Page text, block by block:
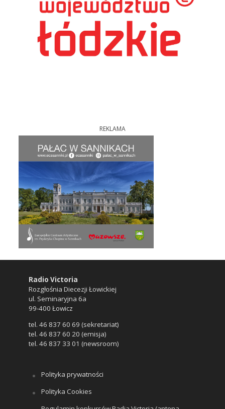
REKLAMA
Radio Victoria
Rozgłośnia Diecezji Łowickiej
ul. Seminaryjna 6a
99-400 Łowicz
tel. 46 837 60 69 (sekretariat)
tel. 46 837 60 20 (emisja)
tel. 46 837 33 01 (newsroom)
Polityka prywatności
Polityka Cookies